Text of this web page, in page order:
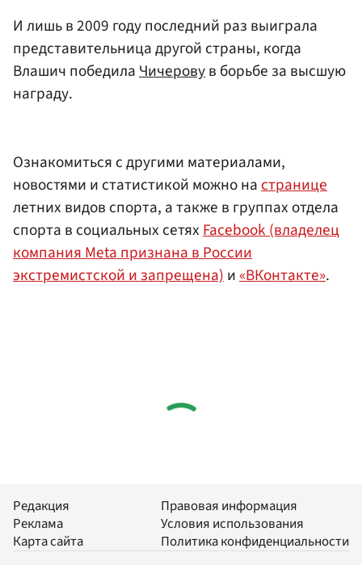
И лишь в 2009 году последний раз выиграла
представительница другой страны, когда
Влашич победила Чичеровув борьбе за высшую
награду.
Ознакомиться с другими материалами,
новостями и статистикой можно настранице
летних видов спорта, а также в группах отдела
спорта в социальных сетяхFacebook (владелец
компания Meta признана в России
экстремистской и запрещена)и«ВКонтакте».
Редакция
Реклама
Карта сайта
Правовая информация
Условия использования
Политика конфиденциальности